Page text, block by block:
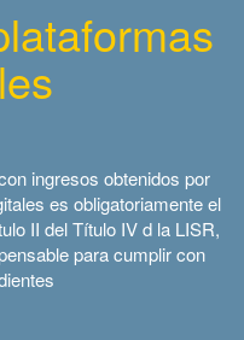
ingresos obtenidos por
es obligatoriamente el
II del Título IV d la LISR,
para cumplir con